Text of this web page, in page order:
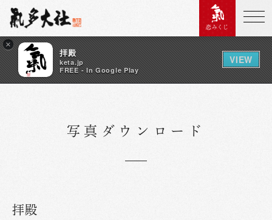
×
拝殿
keta.jp
FREE - In Google Play
VIEW
恋みくじ
写真ダウンロード
拝殿